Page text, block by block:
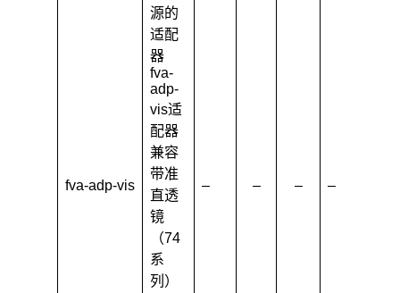
fva-adp-vis
源的
适配
器
fva-
adp-
vis适
配器
兼容
带准
直透
镜
（74
系
列）
– – – –